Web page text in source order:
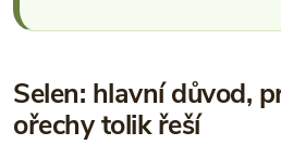
Selen: hlavní důvod,
ořechy tolik řeší